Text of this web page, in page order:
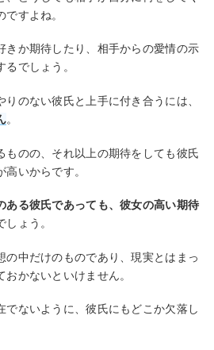
すよね。
きか期待したり、相手からの愛情の示
でしょう。
りのない彼氏と上手に付き合うには、
。
ものの、それ以上の期待をしても彼氏
いからです。
ある彼氏であっても、彼女の高い期待
しょう。
の中だけのものであり、現実とはまっ
かないといけません。
でないように、彼氏にもどこか欠落し